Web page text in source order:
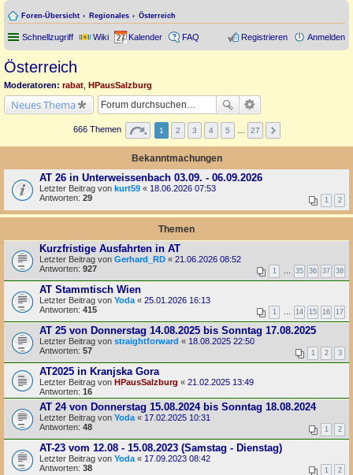
Foren-Übersicht Regionales Österreich
Schnellzugriff Wiki Kalender FAQ Anmelden
Registrieren
Österreich
Moderatoren: rabat HPausSalzburg
Neues Thema
666 Themen 1 2 3 4 5 27
Bekanntmachungen
AT 26 in Unterweissenbach 03.09. - 06.09.2026
Letzter Beitrag von kurt59 « 18.06.2026 07:53
Antworten: 29 1 2
Themen
Kurzfristige Ausfahrten in AT
Letzter Beitrag von Gerhard_RD « 21.06.2026 08:52
Antworten: 927 1 35 36 37 38
AT Stammtisch Wien
Letzter Beitrag von Yoda « 25.01.2026 16:13
Antworten: 415 1 14 15 16 17
AT 25 von Donnerstag 14.08.2025 bis Sonntag 17.08.2025
Letzter Beitrag von straightforward « 18.08.2025 22:50
Antworten: 57 1 2 3
AT2025 in Kranjska Gora
Letzter Beitrag von HPausSalzburg « 21.02.2025 13:49
Antworten: 16
AT 24 von Donnerstag 15.08.2024 bis Sonntag 18.08.2024
Letzter Beitrag von Yoda « 17.02.2025 10:31
Antworten: 48 1 2
AT-23 vom 12.08 - 15.08.2023 (Samstag - Dienstag)
Letzter Beitrag von Yoda « 17.09.2023 08:42
Antworten: 38 1 2